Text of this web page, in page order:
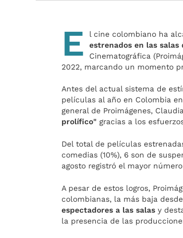
E l cine colombiano ha
estrenados en las salas
Cinematográfica
2022, marcando un momento
Antes del actual sistema de
películas al año en Colombia
general de Proimágenes,
prolífico" gracias a los
Del total de películas
comedias (10%), 6 son de
agosto registró el mayor
A pesar de estos logros,
colombianas, la más baja
espectadores a las salas y
la presencia de las